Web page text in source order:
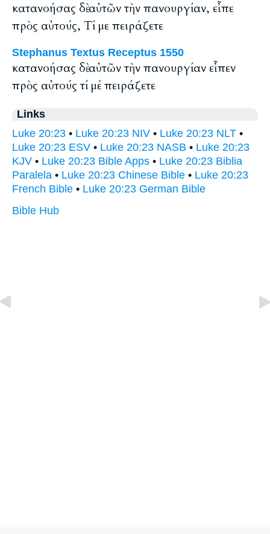
κατανοήσας δὲ αὐτῶν τὴν πανουργίαν, εἶπε
πρὸς αὐτούς, Τί με πειράζετε
Stephanus Textus Receptus 1550
κατανοήσας δὲ αὐτῶν τὴν πανουργίαν εἶπεν
πρὸς αὐτούς τί μέ πειράζετε
Links
Luke 20:23 • Luke 20:23 NIV • Luke 20:23 NLT •
Luke 20:23 ESV • Luke 20:23 NASB • Luke 20:23
KJV • Luke 20:23 Bible Apps • Luke 20:23 Biblia
Paralela • Luke 20:23 Chinese Bible • Luke 20:23
French Bible • Luke 20:23 German Bible
Bible Hub